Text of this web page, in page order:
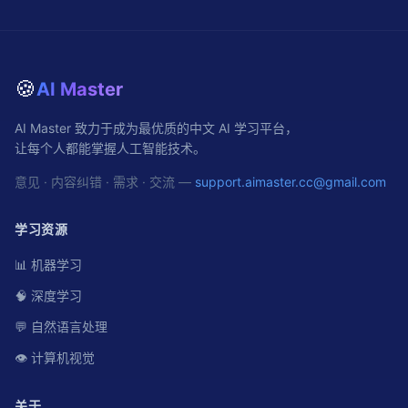
🍪AI Master
AI Master 致力于成为最优质的中文 AI 学习平台，
让每个人都能掌握人工智能技术。
意见 · 内容纠错 · 需求 · 交流 — support.aimaster.cc@gmail.com
学习资源
📊 机器学习
🧠 深度学习
💬 自然语言处理
👁️ 计算机视觉